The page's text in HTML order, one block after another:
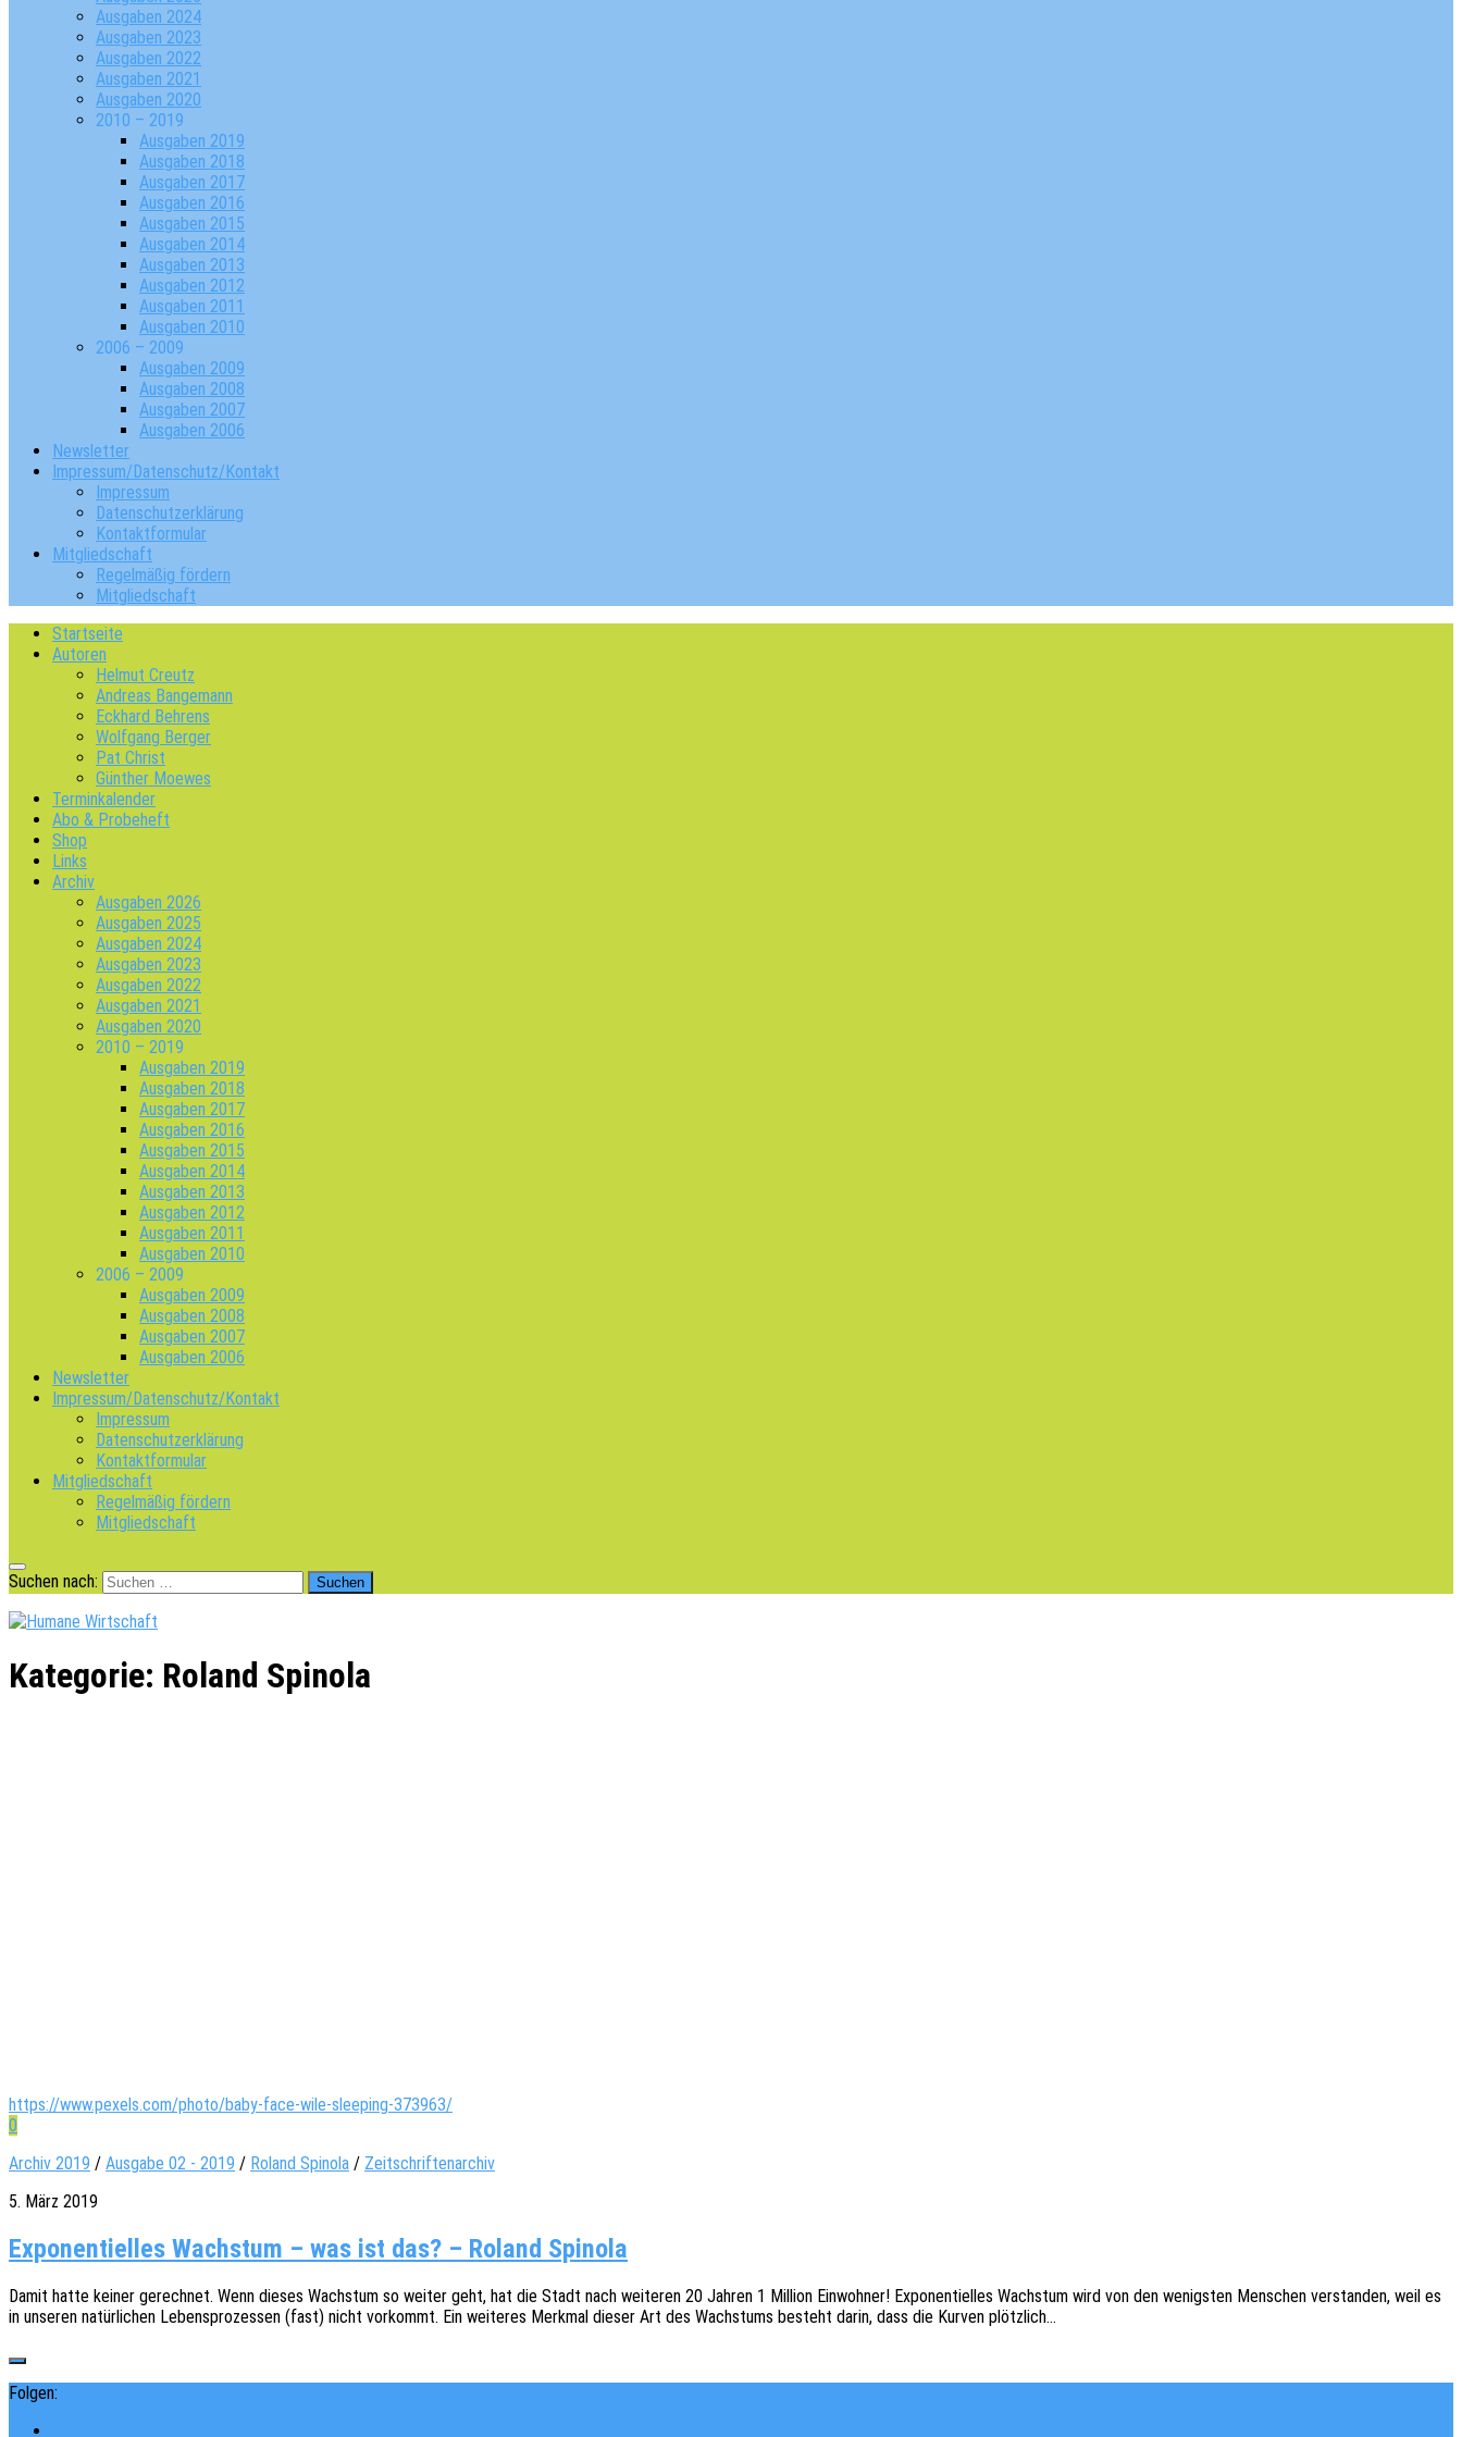
Ausgaben 2024
Ausgaben 2023
Ausgaben 2022
Ausgaben 2021
Ausgaben 2020
2010 – 2019
Ausgaben 2019
Ausgaben 2018
Ausgaben 2017
Ausgaben 2016
Ausgaben 2015
Ausgaben 2014
Ausgaben 2013
Ausgaben 2012
Ausgaben 2011
Ausgaben 2010
2006 – 2009
Ausgaben 2009
Ausgaben 2008
Ausgaben 2007
Ausgaben 2006
Newsletter
Impressum/Datenschutz/Kontakt
Impressum
Datenschutzerklärung
Kontaktformular
Mitgliedschaft
Regelmäßig fördern
Mitgliedschaft
Startseite
Autoren
Helmut Creutz
Andreas Bangemann
Eckhard Behrens
Wolfgang Berger
Pat Christ
Günther Moewes
Terminkalender
Abo & Probeheft
Shop
Links
Archiv
Ausgaben 2026
Ausgaben 2025
Ausgaben 2024
Ausgaben 2023
Ausgaben 2022
Ausgaben 2021
Ausgaben 2020
2010 – 2019
Ausgaben 2019
Ausgaben 2018
Ausgaben 2017
Ausgaben 2016
Ausgaben 2015
Ausgaben 2014
Ausgaben 2013
Ausgaben 2012
Ausgaben 2011
Ausgaben 2010
2006 – 2009
Ausgaben 2009
Ausgaben 2008
Ausgaben 2007
Ausgaben 2006
Newsletter
Impressum/Datenschutz/Kontakt
Impressum
Datenschutzerklärung
Kontaktformular
Mitgliedschaft
Regelmäßig fördern
Mitgliedschaft
Suchen nach:
Kategorie: Roland Spinola
https://www.pexels.com/photo/baby-face-wile-sleeping-373963/
0
Archiv 2019 / Ausgabe 02 - 2019 / Roland Spinola / Zeitschriftenarchiv
5. März 2019
Exponentielles Wachstum – was ist das? – Roland Spinola
Damit hatte keiner gerech­net. Wenn dieses Wachs­tum so weiter geht, hat die Stadt nach weite­ren 20 Jahren 1 Milli­on Einwoh­ner! Expo­nen­ti­el­les Wachs­tum wird von den wenigs­ten Menschen verstan­den, weil es
in unse­ren natür­li­chen Lebens­pro­zes­sen (fast) nicht vorkommt. Ein weite­res Merk­mal dieser Art des Wachs­tums besteht darin, dass die Kurven plötzlich…
Folgen: